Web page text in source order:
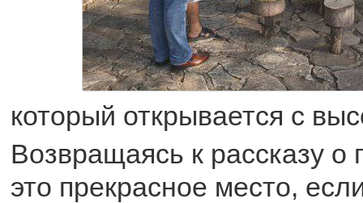
который открывается с
Возвращаясь к рассказу о
это прекрасное место,